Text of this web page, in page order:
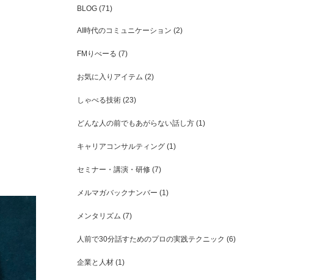
BLOG (71)
AI時代のコミュニケーション (2)
FMりべーる (7)
お気に入りアイテム (2)
しゃべる技術 (23)
どんな人の前でもあがらない話し方 (1)
キャリアコンサルティング (1)
セミナー・講演・研修 (7)
メルマガバックナンバー (1)
メンタリズム (7)
人前で30分話すためのプロの実践テクニック (6)
企業と人材 (1)